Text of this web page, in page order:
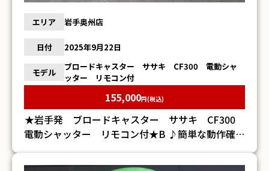
エリア 岩手奥州店
日付 2025年9月22日
モデル
ブロードキャスター ササキ CF300 電動シャ
ッター リモコン付
155,000円(税込)
★岩手発 ブロードキャスター ササキ CF300
電動シャッター リモコン付★B ♪簡単な動作確認
中古品の為、サビ・傷・汚れがございます ♪詳細